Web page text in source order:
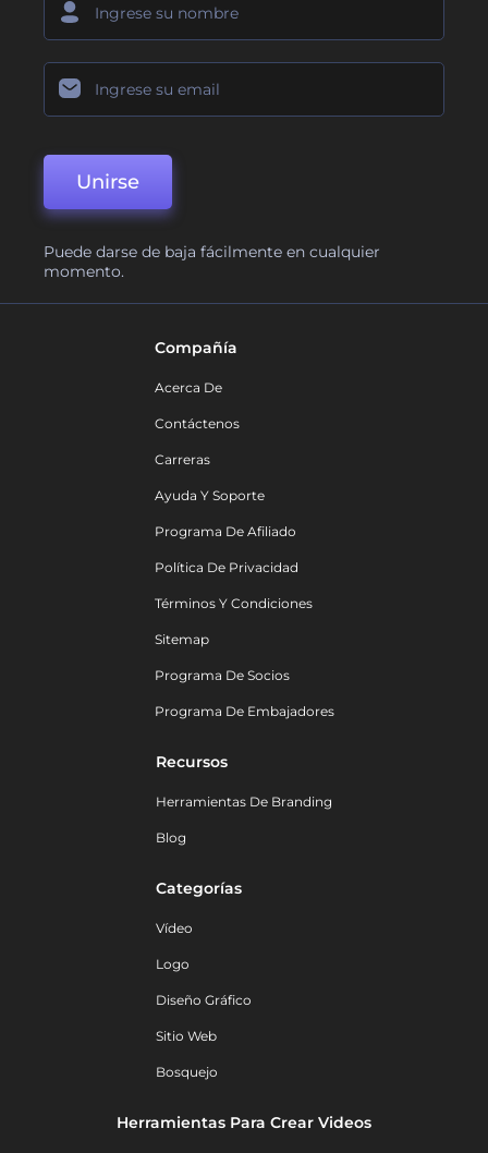
Unirse
Puede darse de baja fácilmente en cualquier
momento.
Compañía
Acerca De
Contáctenos
Carreras
Ayuda Y Soporte
Programa De Afiliado
Política De Privacidad
Términos Y Condiciones
Sitemap
Programa De Socios
Programa De Embajadores
Recursos
Herramientas De Branding
Blog
Categorías
Vídeo
Logo
Diseño Gráfico
Sitio Web
Bosquejo
Herramientas Para Crear Videos